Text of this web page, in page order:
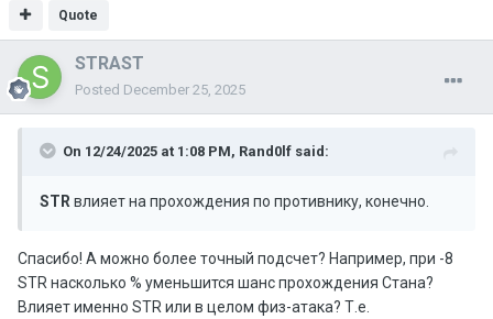
Quote
STRAST
Posted December 25, 2025
On 12/24/2025 at 1:08 PM, Rand0lf said:
STRвлияет на прохождения по противнику, конечно.
Спасибо! А можно более точный подсчет? Например, при -8
STR насколько % уменьшится шанс прохождения Стана?
Влияет именно STR или в целом физ-атака? Т.е.